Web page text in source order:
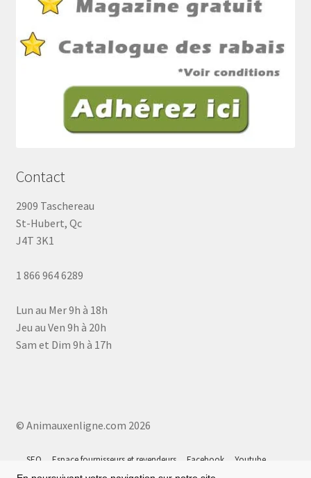
Contact
2909 Taschereau
St-Hubert, Qc
J4T 3K1
1 866 964 6289
Lun au Mer 9h à 18h
Jeu au Ven 9h à 20h
Sam et Dim 9h à 17h
© Animauxenligne.com 2026
SEO Espace fournisseurs et revendeurs Facebook
Youtube